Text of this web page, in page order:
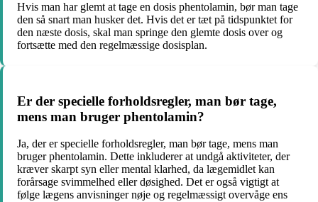
Hvis man har glemt at tage en dosis phentolamin, bør man tage
den så snart man husker det. Hvis det er tæt på tidspunktet for
den næste dosis, skal man springe den glemte dosis over og
fortsætte med den regelmæssige dosisplan.
Er der specielle forholdsregler, man bør tage,
mens man bruger phentolamin?
Ja, der er specielle forholdsregler, man bør tage, mens man
bruger phentolamin. Dette inkluderer at undgå aktiviteter, der
kræver skarpt syn eller mental klarhed, da lægemidlet kan
forårsage svimmelhed eller døsighed. Det er også vigtigt at
følge lægens anvisninger nøje og regelmæssigt overvåge ens